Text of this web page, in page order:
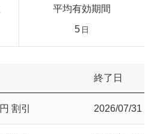
平均有効期間
5 日
終了日
割引 2026/07/31